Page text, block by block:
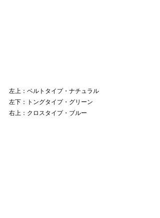
左上：ベルトタイプ・ナチュラル
左下：トングタイプ・グリーン
右上：クロスタイプ・ブルー